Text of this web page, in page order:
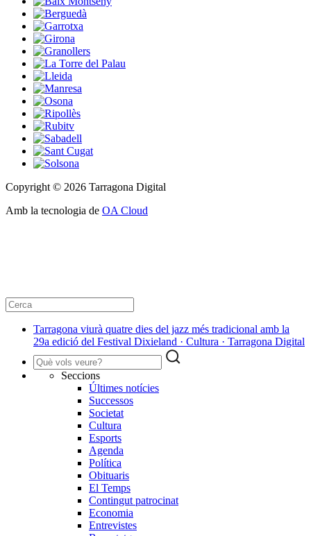
Copyright © 2026 Tarragona Digital
Amb la tecnologia de OA Cloud
Tarragona viurà quatre dies del jazz més tradicional amb la
29a edició del Festival Dixieland · Cultura · Tarragona Digital
Seccions
Últimes notícies
Successos
Societat
Cultura
Esports
Agenda
Política
Obituaris
El Temps
Contingut patrocinat
Economia
Entrevistes